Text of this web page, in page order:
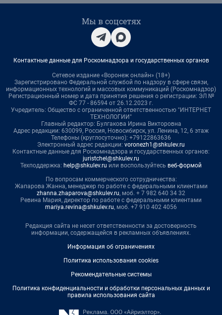
Мы в соцсетях
Контактные данные для Роскомнадзора и государственных органов
Сетевое издание «Воронеж онлайн» (18+)
Зарегистрировано Федеральной службой по надзору в сфере связи,
информационных технологий и массовых коммуникаций (Роскомнадзор)
Регистрационный номер и дата принятия решения о регистрации: ЭЛ №
ФС 77 - 86594 от 26.12.2023 г.
Учредитель: Общество с ограниченной ответственностью "ИНТЕРНЕТ
ТЕХНОЛОГИИ"
Главный редактор: Булгакова Ирина Викторовна
Адрес редакции: 630099, Россия, Новосибирск, ул. Ленина, 12, 6 этаж
Телефоны (круглосуточно): +79122863636
Электронный адрес редакции: voronezh1@shkulev.ru
Контактные данные для Роскомнадзора и государственных органов:
juristchel@shkulev.ru
Техподдержка: help@shkulev.ru или воспользуйтесь веб-формой
По вопросам коммерческого сотрудничества:
Жапарова Жанна, менеджер по работе с федеральными клиентами
zhanna.zhaparova@shkulev.ru, моб. + 7 982 640 34 32
Ревина Мария, директор по работе с федеральными клиентами
mariya.revina@shkulev.ru, моб. +7 910 402 4056
Редакция сайта не несет ответственности за достоверность
информации, содержащейся в рекламных объявлениях.
Информация об ограничениях
Политика использования cookies
Рекомендательные системы
Политика конфиденциальности и обработки персональных данных и
правила использования сайта